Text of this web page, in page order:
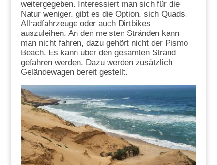
weitergegeben. Interessiert man sich für die
Natur weniger, gibt es die Option, sich Quads,
Allradfahrzeuge oder auch Dirtbikes
auszuleihen. An den meisten Stränden kann
man nicht fahren, dazu gehört nicht der Pismo
Beach. Es kann über den gesamten Strand
gefahren werden. Dazu werden zusätzlich
Geländewagen bereit gestellt.